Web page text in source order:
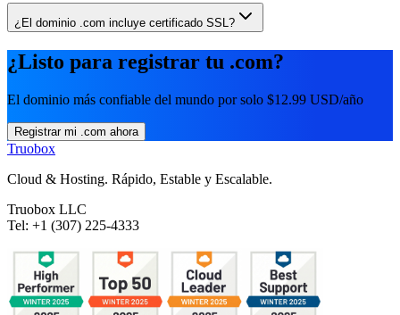
¿El dominio .com incluye certificado SSL?
¿Listo para registrar tu .com?
El dominio más confiable del mundo por solo $12.99 USD/año
Registrar mi .com ahora
Truobox
Cloud & Hosting. Rápido, Estable y Escalable.
Truobox LLC
Tel: +1 (307) 225-4333